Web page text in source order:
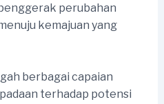
perubahan
kemajuan yang
berbagai capaian
terhadap potensi